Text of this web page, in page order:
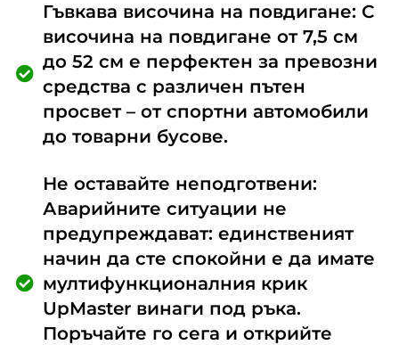
Гъвкава височина на повдигане: С
височина на повдигане от 7,5 см
до 52 см е перфектен за превозни
средства с различен пътен
просвет – от спортни автомобили
до товарни бусове.
Не оставайте неподготвени:
Аварийните ситуации не
предупреждават: единственият
начин да сте спокойни е да имате
мултифункционалния крик
UpMaster винаги под ръка.
Поръчайте го сега и открийте